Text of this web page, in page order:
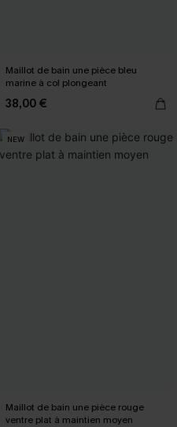
Maillot de bain une pièce bleu
marine à col plongeant
38,00 €
NEW
Maillot de bain une pièce rouge
ventre plat à maintien moyen